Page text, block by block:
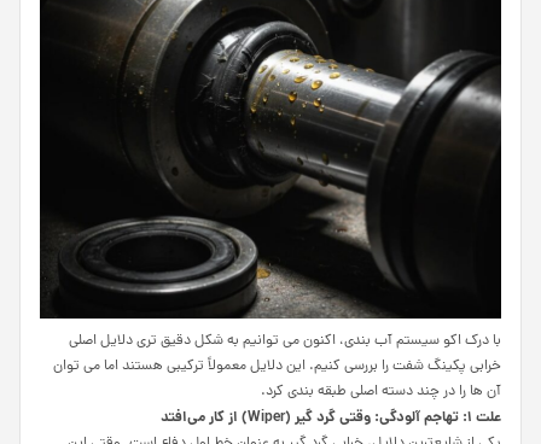
با درک اکو سیستم آب بندی، اکنون می توانیم به شکل دقیق تری دلایل اصلی
خرابی پکینگ شفت را بررسی کنیم. این دلایل معمولاً ترکیبی هستند اما می توان
آن ها را در چند دسته اصلی طبقه بندی کرد.
علت ۱: تهاجم آلودگی: وقتی گرد گیر (Wiper) از کار می‌افتد